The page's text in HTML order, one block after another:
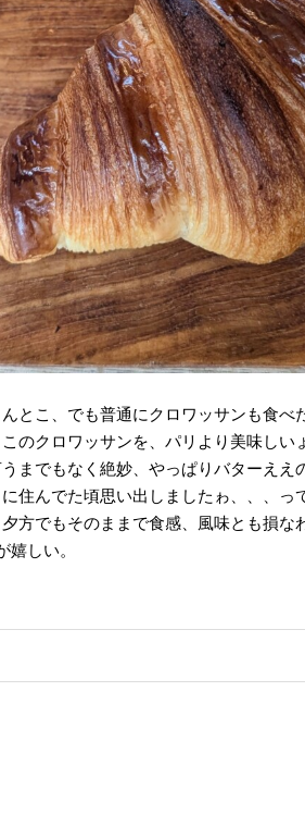
とこ、でも普通にクロワッサンも食べ
のクロワッサンを、パリより美味しい
までもなく絶妙、やっぱりバターええ
住んでた頃思い出しましたゎ、、、
方でもそのままで食感、風味とも損な
嬉しい。